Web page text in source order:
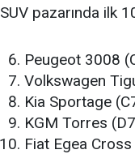
SUV pazarında ilk
Peugeot 3008
Volkswagen
Kia Sportage
KGM Torres
Fiat Egea